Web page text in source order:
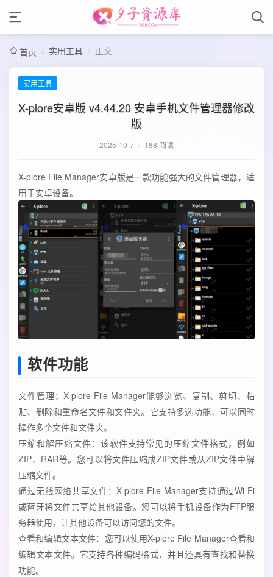
首页 / 实用工具 / 正文
实用工具
X-plore安卓版 v4.44.20 安卓手机文件管理器修改
版
2025-10-7 / 188 阅读
X-plore File Manager安卓版是一款功能强大的文件管理器，适
用于安卓设备。
软件功能
文件管理：X-plore File Manager能够浏览、复制、剪切、粘
贴、删除和重命名文件和文件夹。它支持多选功能，可以同时
操作多个文件和文件夹。
压缩和解压缩文件：该软件支持常见的压缩文件格式，例如
ZIP、RAR等。您可以将文件压缩成ZIP文件或从ZIP文件中解
压缩文件。
通过无线网络共享文件：X-plore File Manager支持通过Wi-Fi
或蓝牙将文件共享给其他设备。您可以将手机设备作为FTP服
务器使用，让其他设备可以访问您的文件。
查看和编辑文本文件：您可以使用X-plore File Manager查看和
编辑文本文件。它支持各种编码格式，并且还具有查找和替换
功能。